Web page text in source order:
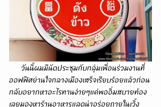
ออฟฟิศย่านใจกลางเมืองเสร็จเรียบร้อยแล้วก่อน
กลับอยากหาอะไรทานง่ายๆแค่พออิ่มสบายท้อง
เลยมองหาร้านอาหารแลดูน่าอร่อยภายในเวิ้ง